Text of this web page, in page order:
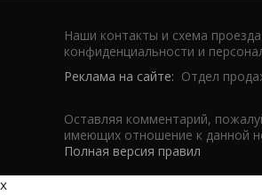
Наши контакты и схема проезда
конфиденциальности и
Реклама на сайте: Отдел
Оставляя комментарий,
имеющих отношение к данной
Полная версия правил
x